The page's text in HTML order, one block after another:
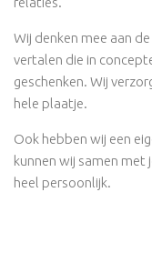
Wij denken mee aan
vertalen die in
geschenken. Wij
hele plaatje.
Ook hebben wij een
kunnen wij samen met
heel persoonlijk.